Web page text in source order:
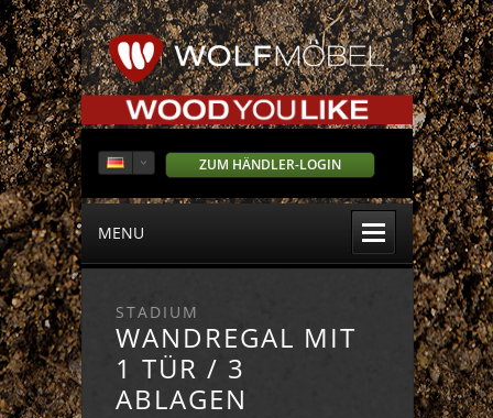
ZUM HÄNDLER-LOGIN
MENU
STADIUM
WANDREGAL MIT
1 TÜR / 3
ABLAGEN